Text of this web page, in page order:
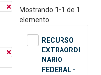
Mostrando 1-1 de 1
elemento.
RECURSO
EXTRAORDI
NARIO
FEDERAL -